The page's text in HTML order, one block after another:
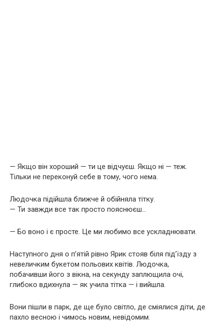
— Якщо він хороший — ти це відчуєш. Якщо ні — теж.
Тільки не переконуй себе в тому, чого нема.
Людочка підійшла ближче й обійняла тітку.
— Ти завжди все так просто пояснюєш…
— Бо воно і є просте. Це ми любимо все ускладнювати.
Наступного дня о п’ятій рівно Ярик стояв біля під’їзду з
невеличким букетом польових квітів. Людочка,
побачивши його з вікна, на секунду заплющила очі,
глибоко вдихнула — як учила тітка — і вийшла.
Вони пішли в парк, де ще було світло, де сміялися діти, де
пахло весною і чимось новим, невідомим.